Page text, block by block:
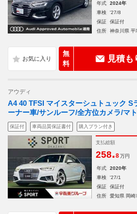
年式 2024年
車検
'27/8
保証
保証付
住所
神奈川県 平
無
料
見積も
アウディ
A4 40 TFSI マイスターシュトュック S
ーナー車/サンルーフ/全方位カメラ/マト
保証付 車両品質保証書付 購入プラン付き
支払総額
258.8 万円
年式 2020年
車検
'27/1
保証
保証付
住所
愛知県 岡崎